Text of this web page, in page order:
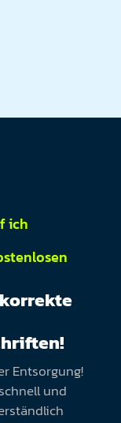
ich
Entsorgung!
und